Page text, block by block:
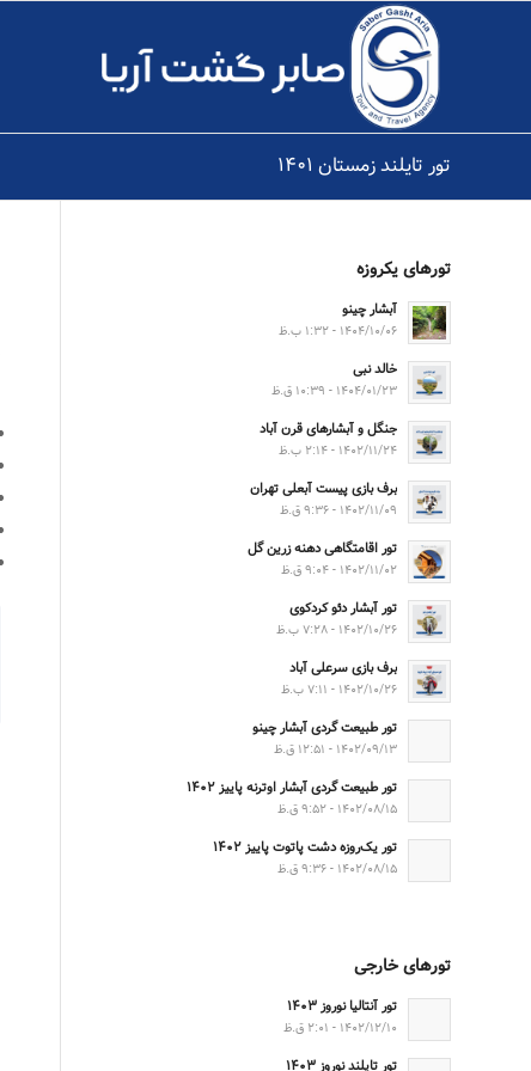
تور تایلند زمستان ۱۴۰۱
تورهای یکروزه
آبشار چینو
۱۴۰۴/۱۰/۰۶ - ۱:۳۲ ب.ظ
خالد نبی
۱۴۰۴/۰۱/۲۳ - ۱۰:۳۹ ق.ظ
جنگل و آبشارهای قرن آباد
۱۴۰۲/۱۱/۲۴ - ۲:۱۴ ب.ظ
برف بازی پیست آبعلی تهران
۱۴۰۲/۱۱/۰۹ - ۹:۳۶ ق.ظ
تور اقامتگاهی دهنه زرین گل
۱۴۰۲/۱۱/۰۲ - ۹:۰۴ ق.ظ
تور آبشار دئو کردکوی
۱۴۰۲/۱۰/۲۶ - ۷:۲۸ ب.ظ
برف بازی سرعلی آباد
۱۴۰۲/۱۰/۲۶ - ۷:۱۱ ب.ظ
تور طبیعت گردی آبشار چینو
۱۴۰۲/۰۹/۱۳ - ۱۲:۵۱ ق.ظ
تور طبیعت گردی آبشار اوترنه پاییز ۱۴۰۲
۱۴۰۲/۰۸/۱۵ - ۹:۵۲ ق.ظ
تور یک‌روزه دشت پاتوت پاییز ۱۴۰۲
۱۴۰۲/۰۸/۱۵ - ۹:۳۶ ق.ظ
تورهای خارجی
تور آنتالیا نوروز ۱۴۰۳
۱۴۰۲/۱۲/۱۰ - ۲:۰۱ ق.ظ
تور تایلند نوروز ۱۴۰۳